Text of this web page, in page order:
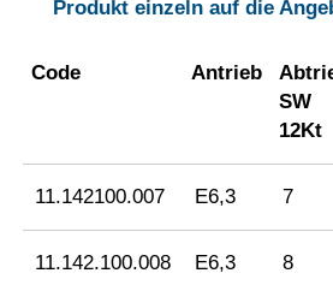
Produkt einzeln auf die
Code Antrieb
SW
12Kt
11.142100.007 E6,3 7
11.142.100.008 E6,3 8